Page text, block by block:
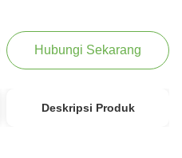
Hubungi Sekarang
Deskripsi Produk